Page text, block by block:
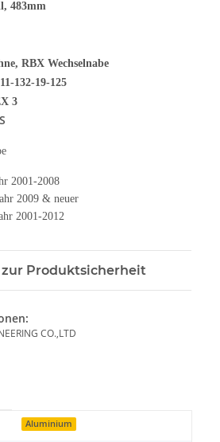
483mm
RBX Wechselnabe
132-19-125
3
2001-2008
2009 & neuer
2001-2012
Produktsicherheit
CO.,LTD
Aluminium